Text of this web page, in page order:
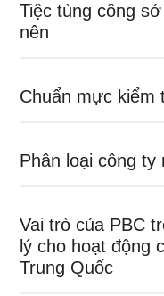
Tiệc tùng công
nên
Chuẩn mực kiểm
Phân loại công ty
Vai trò của PBC
lý cho hoạt động
Trung Quốc